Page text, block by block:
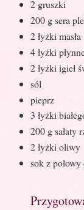
2 gruszki
200 g sera
2 łyżki masła
4 łyżki
2 łyżki igieł
sól
pieprz
3 łyżki
200 g sałaty
2 łyżki oliwy
sok z